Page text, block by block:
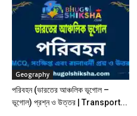
Geography
পরিবহন (ভারতের আঞ্চলিক ভূগোল –
ভূগোল) প্রশ্ন ও উত্তর | Transport...